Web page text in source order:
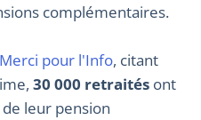
complémentaires.
Merci pour l'Info, citant
30 000 retraités ont
leur pension